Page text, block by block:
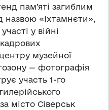
пам’яті загиблим
назвою «Іхтамнєти»,
у війні
музейної
— фотографія
участь 1-го
місто Сіверськ